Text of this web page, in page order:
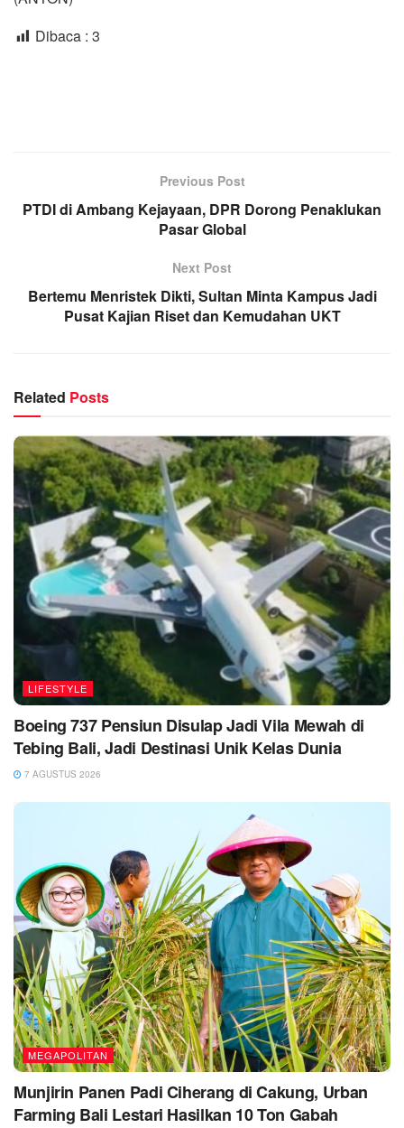
Dibaca : 3
Previous Post
PTDI di Ambang Kejayaan, DPR Dorong Penaklukan
Pasar Global
Next Post
Bertemu Menristek Dikti, Sultan Minta Kampus Jadi
Pusat Kajian Riset dan Kemudahan UKT
Related Posts
LIFESTYLE
Boeing 737 Pensiun Disulap Jadi Vila Mewah di
Tebing Bali, Jadi Destinasi Unik Kelas Dunia
7 AGUSTUS 2026
MEGAPOLITAN
Munjirin Panen Padi Ciherang di Cakung, Urban
Farming Bali Lestari Hasilkan 10 Ton Gabah